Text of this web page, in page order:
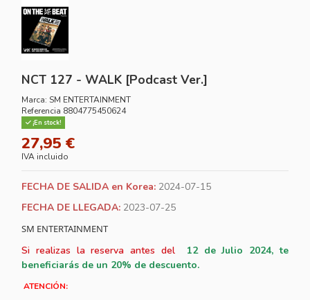
NCT 127 - WALK [Podcast Ver.]
Marca: SM ENTERTAINMENT
Referencia 8804775450624
¡En stock!
27,95 €
IVA incluido
FECHA DE SALIDA en Korea: 2024-07-15
FECHA DE LLEGADA: 2023-07-25
SM ENTERTAINMENT
Si realizas la reserva antes del 12 de Julio 2024, te
beneficiarás de un 20% de descuento.
ATENCIÓN: